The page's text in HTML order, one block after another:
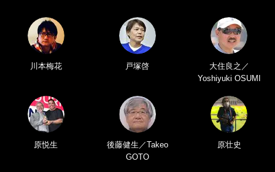
川本梅花 戸塚啓
大住良之／
Yoshiyuki OSUMI
原悦生
後藤健生／Takeo
GOTO
原壮史